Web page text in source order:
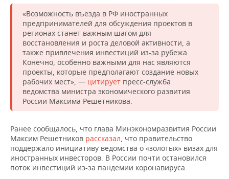
НЕФТЬ
ОПК
ЭНЕРГЕТИКА
РОЗНИЧНАЯ ТОРГОВЛЯ
ТРАНСПОРТ
УСЛУГИ
НОВОСТИ ТЕХНОЛОГИЙ
МЕДИА
ТЕЛЕКОММУНИКАЦИИ
МЕРОПРИЯТИЯ
НОВОСТИ МЕРОПРИЯТИЙ
ВЫЕЗДНАЯ РЕДАКЦИЯ
БИЗНЕС-БРАНЧИ
ONLINE-КОНФЕРЕНЦИИ
ОТКРЫТАЯ ЛЕКЦИЯ
СПОРТ
НОВОСТИ СПОРТА
ФУТБОЛ
ХОККЕЙ
БАСКЕТБОЛ
ВОЛЕЙБОЛ
КИБЕРСПОРТ
ОБЩЕСТВО
НОВОСТИ ОБЩЕСТВА
ВЛАСТЬ
ИНФРАСТРУКТУРА
ИСТОРИЯ
КУЛЬТУРА
ФОТОГАЛЕРЕЯ
СЮЖЕТЫ
СПРАВОЧНИК
СПИСОК ПЕРСОН
СПИСОК КОМПАНИЙ
ПОЛНАЯ ВЕРСИЯ
«Возможность въезда в РФ иностранных
предпринимателей для обсуждения проектов в
регионах станет важным шагом для
восстановления и роста деловой активности, а
также привлечения инвестиций из-за рубежа.
Конечно, особенно важными для нас являются
проекты, которые предполагают создание новых
рабочих мест», — цитирует пресс-служба
ведомства министра экономического развития
России Максима Решетникова.
Ранее сообщалось, что глава Минэкономразвития России
Максим Решетников рассказал, что правительство
поддержало инициативу ведомства о «золотых» визах для
иностранных инвесторов. В России почти остановился
поток инвестиций из-за пандемии коронавируса.